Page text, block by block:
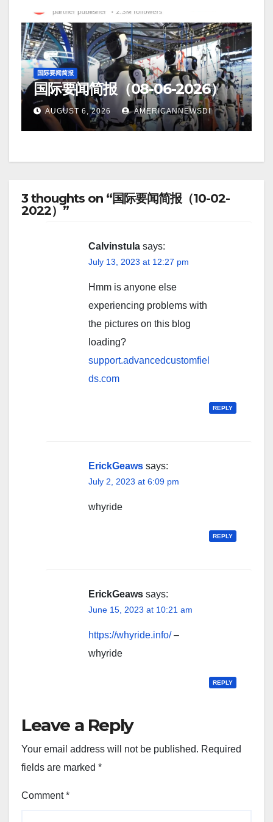
国际要闻简报
国际要闻简报（08-06-2026）
AUGUST 6, 2026 AMERICANNEWSDI
3 thoughts on “国际要闻简报（10-02-
2022）”
Calvinstula says:
July 13, 2023 at 12:27 pm
Hmm is anyone else
experiencing problems with
the pictures on this blog
loading?
support.advancedcustomfiel
ds.com
REPLY
ErickGeaws says:
July 2, 2023 at 6:09 pm
whyride
REPLY
ErickGeaws says:
June 15, 2023 at 10:21 am
https://whyride.info/–
whyride
REPLY
Leave a Reply
Your email address will not be published. Required
fields are marked *
Comment*